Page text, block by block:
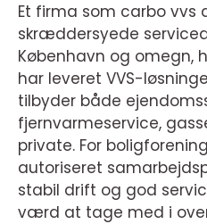
Et firma som carbo vvs
skræddersyede
København og omegn,
har leveret VVS-
tilbyder både
fjernvarmeservice,
private. For
autoriseret
stabil drift og god
værd at tage med i